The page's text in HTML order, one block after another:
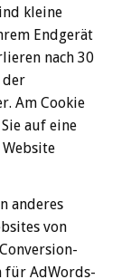
kleine
Endgerät
nach 30
der
Am Cookie
auf eine
anderes
von
für AdWords-